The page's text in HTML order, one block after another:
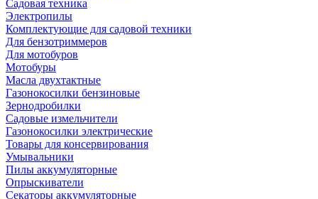
Садовая техника
Электропилы
Комплектующие для садовой техники
Для бензотриммеров
Для мотобуров
Мотобуры
Масла двухтактные
Газонокосилки бензиновые
Зернодробилки
Садовые измельчители
Газонокосилки электрические
Товары для консервирования
Умывальники
Пилы аккумуляторные
Опрыскиватели
Секаторы аккумуляторные